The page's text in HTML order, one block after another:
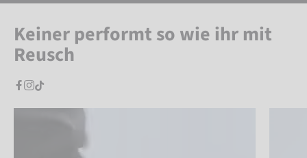
Keiner performt so wie ihr mit
Reusch